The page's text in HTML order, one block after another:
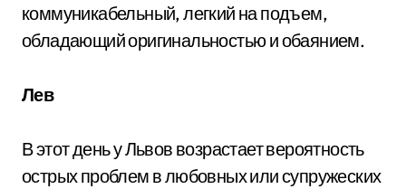
коммуникабельный, легкий на подъем,
обладающий оригинальностью и обаянием.
Лев
В этот день у Львов возрастает вероятность
острых проблем в любовных или супружеских